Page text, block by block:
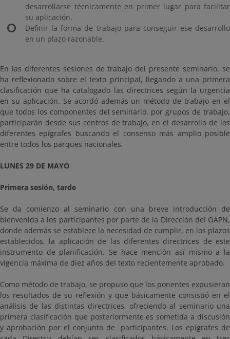
desarrollarse técnicamente en primer lugar para facilitar
su aplicación.
Definir la forma de trabajo para conseguir ese desarrollo
en un plazo razonable.
En las diferentes sesiones de trabajo del presente seminario, se
ha reflexionado sobre el texto principal, llegando a una primera
clasificación que ha catalogado las directrices según la urgencia
en su aplicación. Se acordó además un método de trabajo en el
que todos los componentes del seminario, por grupos de trabajo,
participarán desde sus centros de trabajo, en el desarrollo de los
diferentes epígrafes buscando el consenso más amplio posible
entre todos los parques nacionales.
LUNES 29 DE MAYO
Primera sesión, tarde
Se da comienzo al seminario con una breve introducción de
bienvenida a los participantes por parte de la Dirección del OAPN,
donde además se establece la necesidad de cumplir, en los plazos
establecidos, la aplicación de las diferentes directrices de este
instrumento de planificación. Se hace mención así mismo a la
vigencia máxima de diez años del texto recientemente aprobado.
Como método de trabajo, se propuso que los ponentes expusieran
los resultados de su reflexión y que básicamente consistió en el
análisis de las distintas directrices, ofreciendo al seminario una
primera clasificación que posteriormente es sometida a discusión
y aprobación por el conjunto de participantes. Los epígrafes de